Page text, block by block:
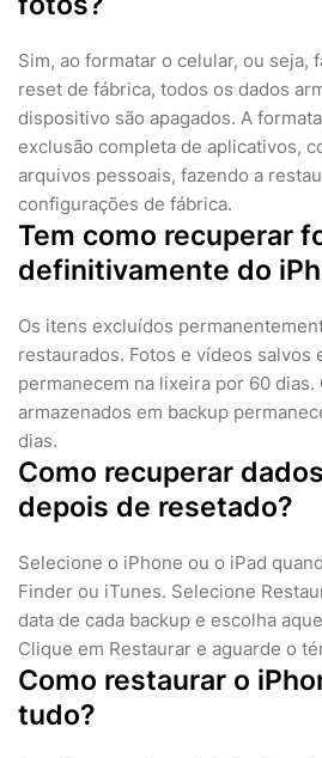
Sim, ao formatar o celular, ou seja,
reset de fábrica, todos os dados
dispositivo são apagados. A
exclusão completa de aplicativos,
arquivos pessoais, fazendo a
configurações de fábrica.
Tem como recuperar
definitivamente do
Os itens excluídos
restaurados. Fotos e vídeos salvos
permanecem na lixeira por 60 dias.
armazenados em backup
dias.
Como recuperar
depois de resetado?
Selecione o iPhone ou o iPad
Finder ou iTunes. Selecione
data de cada backup e escolha
Clique em Restaurar e aguarde o
Como restaurar o
tudo?